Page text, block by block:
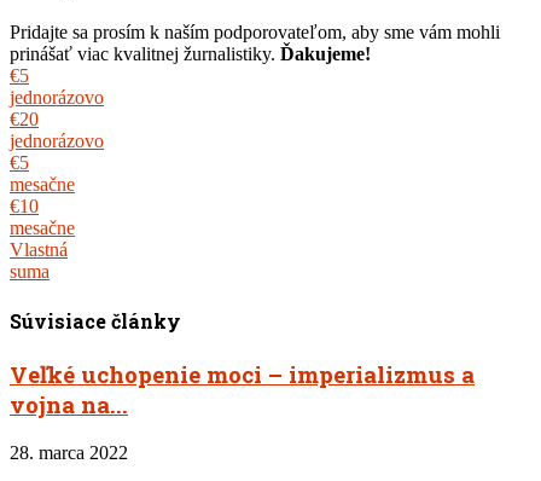
Pridajte sa prosím k naším podporovateľom, aby sme vám mohli
prinášať viac kvalitnej žurnalistiky. Ďakujeme!
€5
jednorázovo
€20
jednorázovo
€5
mesačne
€10
mesačne
Vlastná
suma
Súvisiace články
Veľké uchopenie moci – imperializmus a
vojna na...
28. marca 2022